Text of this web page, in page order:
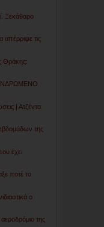
Ξεκάθαρο
τις
Θράκης:
| Ατζέντα
της
έχει
ποτέ το
ο
της